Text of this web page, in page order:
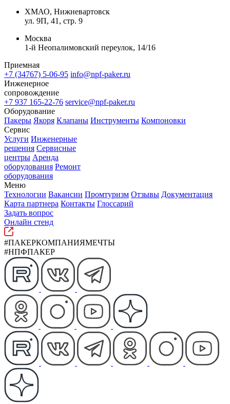
ХМАО, Нижневартовск
ул. 9П, 41, стр. 9
Москва
1-й Неопалимовский переулок, 14/16
Приемная
+7 (34767) 5-06-95 info@npf-paker.ru
Инженерное
сопровождение
+7 937 165-22-76 service@npf-paker.ru
Оборудование
Пакеры Якоря Клапаны Инструменты Компоновки
Сервис
Услуги Инженерные
решения Сервисные
центры Аренда
оборудования Ремонт
оборудования
Меню
Технологии Вакансии Промтуризм Отзывы Документация
Карта партнера Контакты Глоссарий
Задать вопрос
Онлайн стенд
#ПАКЕРКОМПАНИЯМЕЧТЫ
#НПФПАКЕР